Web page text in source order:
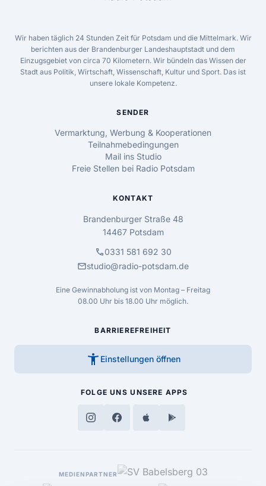
Wir haben täglich 24 Stunden Zeit für Potsdam und die Mittelmark. Wir
berichten aus der Brandenburger Landeshauptstadt und dem
Einzugsgebiet von circa 70 Kilometern. Wir bündeln das Wissen der
Stadt aus Politik, Wirtschaft, Wissenschaft, Kultur und Sport. Das ist
unsere lokale Kompetenz.
SENDER
Vermarktung, Werbung & Kooperationen
Teilnahmebedingungen
Mail ins Studio
Freie Stellen bei Radio Potsdam
KONTAKT
Brandenburger Straße 48
14467 Potsdam
call0331 581 692 30
mailstudio@radio-potsdam.de
Eine Gewinnabholung ist von Montag – Freitag
08.00 Uhr bis 18.00 Uhr möglich.
BARRIEREFREIHEIT
accessibility_new Einstellungen öffnen
FOLGE UNS UNSERE APPS
MEDIENPARTNER